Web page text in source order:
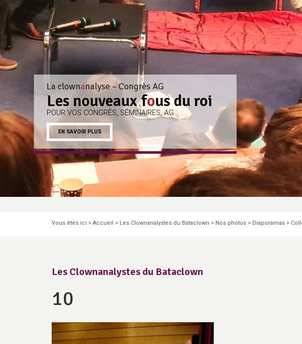
La clownanalyse – Congrès AG
Les nouveaux fous du roi
POUR VOS CONGRÈS, SÉMINAIRES, AG
EN SAVOIR PLUS
Vous êtes ici > Accueil > Les Clownanalystes du Bataclown > Nos photos > Diaporamas >
Les Clownanalystes du Bataclown
10